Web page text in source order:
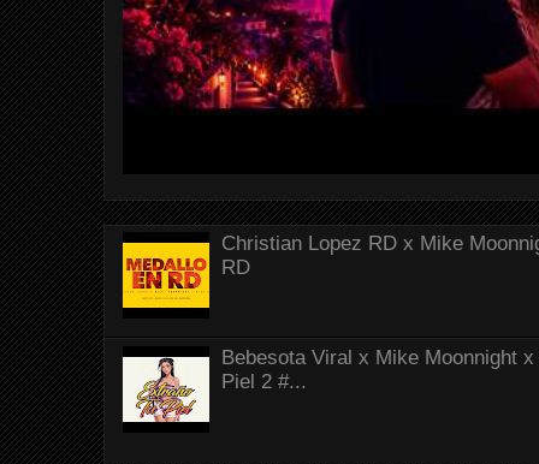
Christian Lopez RD x Mike
RD
Bebesota Viral x Mike Moonnight
Piel 2 #...